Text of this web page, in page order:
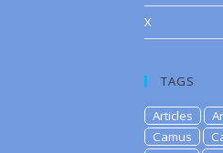
X
TAGS
Articles
Camus